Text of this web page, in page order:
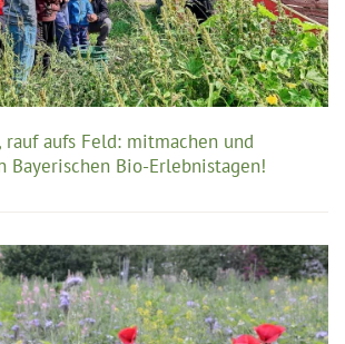
aufs Feld: mitmachen und
Bayerischen Bio-Erlebnistagen!